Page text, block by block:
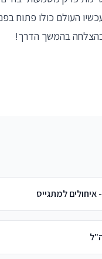
העולם כולו פתוח
בהמשך הדרך!
איחולים למתגייס